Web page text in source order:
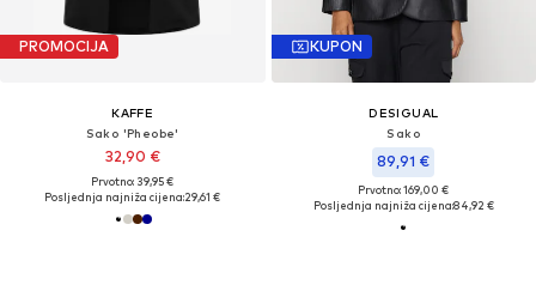
PROMOCIJA
KAFFE
Sako 'Pheobe'
32,90 €
Prvotno: 39,95 €
Posljednja najniža cijena:29,61 €
KUPON
DESIGUAL
Sako
89,91 €
Prvotno: 169,00 €
Posljednja najniža cijena:84,92 €